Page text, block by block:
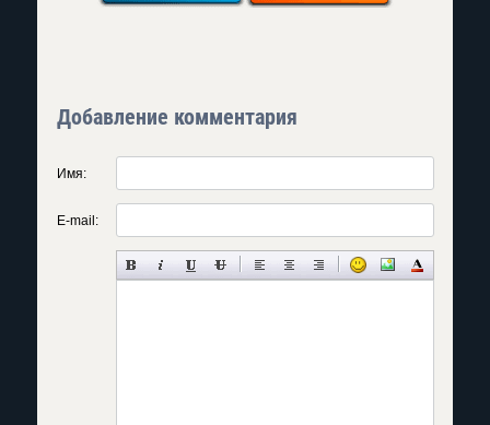
Добавление комментария
Имя:
E-mail: